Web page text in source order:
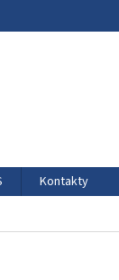
Kontakty